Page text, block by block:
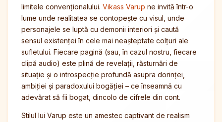
limitele convenționalului. Vikass Varup ne invită într-o
lume unde realitatea se contopește cu visul, unde
personajele se luptă cu demonii interiori și caută
sensul existenței în cele mai neașteptate colțuri ale
sufletului. Fiecare pagină (sau, în cazul nostru, fiecare
clipă audio) este plină de revelații, răsturnări de
situație și o introspecție profundă asupra dorinței,
ambiției și paradoxului bogăției – ce înseamnă cu
adevărat să fii bogat, dincolo de cifrele din cont.
Stilul lui Varup este un amestec captivant de realism